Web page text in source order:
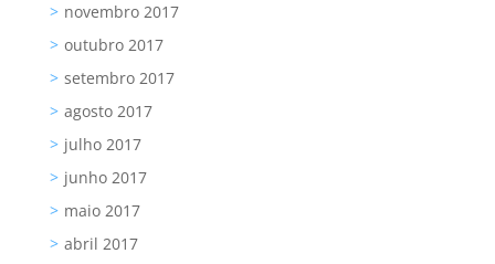
novembro 2017
outubro 2017
setembro 2017
agosto 2017
julho 2017
junho 2017
maio 2017
abril 2017